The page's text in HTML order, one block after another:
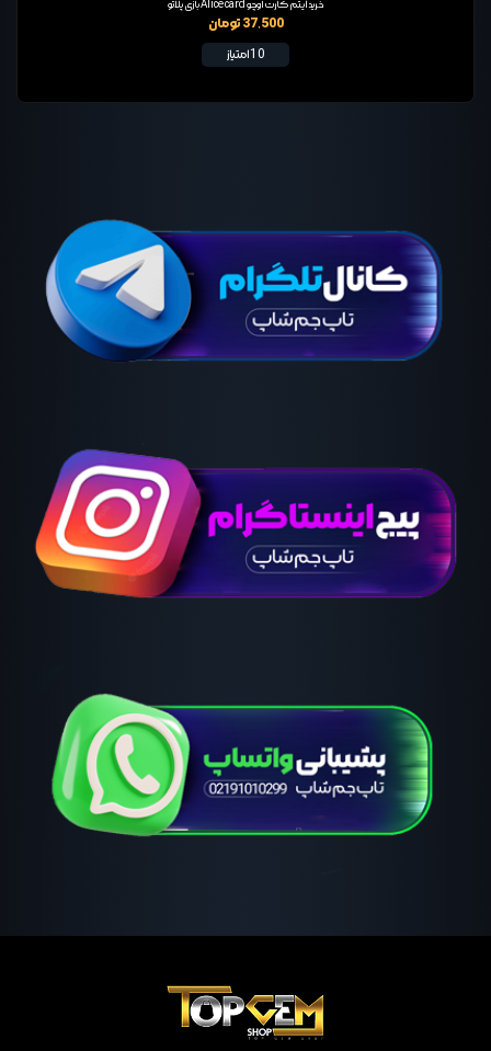
خرید آیتم کارت اوچو Alice card بازی پلاتو
37,500 تومان
10 امتیاز